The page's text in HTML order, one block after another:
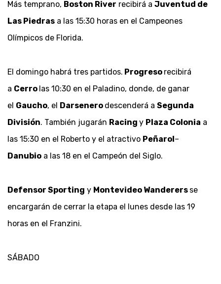
Más temprano, Boston River recibirá a Juventud de
Las Piedras a las 15:30 horas en el Campeones
Olímpicos de Florida.
El domingo habrá tres partidos. Progreso recibirá
a Cerro las 10:30 en el Paladino, donde, de ganar
el Gaucho, el Darsenero descenderá a Segunda
División. También jugarán Racing y Plaza Colonia a
las 15:30 en el Roberto y el atractivo Peñarol–
Danubio a las 18 en el Campeón del Siglo.
Defensor Sporting y Montevideo Wanderers se
encargarán de cerrar la etapa el lunes desde las 19
horas en el Franzini.
SÁBADO